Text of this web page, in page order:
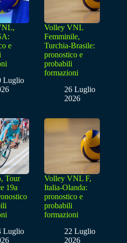
e
Luglio
Volley VNL
Femminile,
Turchia-Brasile:
pronostico e
probabili
formazioni
26 Luglio
2026
Tour
19a
Luglio
Volley VNL F,
Italia-Olanda:
pronostico e
probabili
formazioni
22 Luglio
2026